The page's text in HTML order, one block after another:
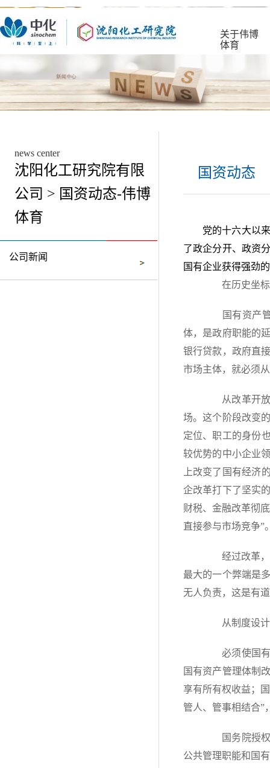
关于伟博
体育
news center
沈阳化工研究院有限
公司 > 国资动态-伟博
体育
公司新闻
国资动态
党的十六大以
了政企分开、政资
国有企业获得强劲
在历史坐标
国有资产管
体，是政府职能的
银行贷款，政府直
市场主体，就必须
从改革开放
场。这个阶段改变
定位、职工的身份
较优势的中小企业
上改变了国有经济
企改革打下了坚实
财税、金融改革彻
直接参与市场竞争”
经过改革，
最大的一个弊端是
无人负责，这是有
从制度设计
必须使国有
国有资产管理体制
享有所有权收益；
管人、管事相结合”
国务院授权
公共管理职能和国